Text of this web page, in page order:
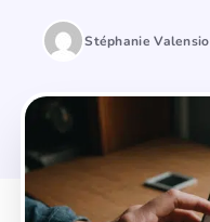
Stéphanie Valensio